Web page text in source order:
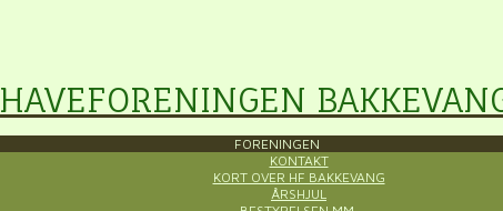
HAVEFORENINGEN
FORENINGEN
KONTAKT
KORT OVER HF BAKKEVANG
ÅRSHJUL